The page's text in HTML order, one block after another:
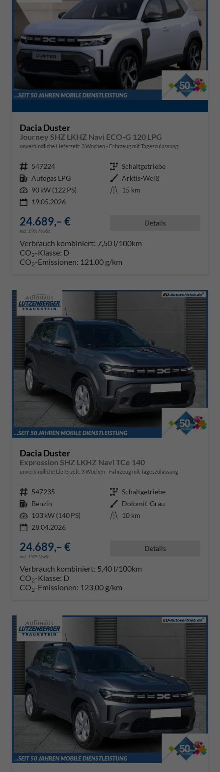
Dacia Duster
Journey SHZ LKHZ Navi ECO-G 120 LPG
unverbindliche Lieferzeit: 3 Wochen Fahrzeug mit Tageszulassung
Fahrzeugnr. 547224 Getriebe Schaltgetriebe
Kraftstoff Autogas LPG Außenfarbe Arktis-Weiß
Leistung 90 kW (122 PS) Kilometerstand 15 km
19.05.2026
24.689,– €
incl. 19% MwSt.
Details
Verbrauch kombiniert: 7,50 l/100km
CO2-Klasse: D
CO2-Emissionen: 121,00 g/km
Dacia Duster
Expression SHZ LKHZ Navi TCe 140
unverbindliche Lieferzeit: 3 Wochen Fahrzeug mit Tageszulassung
Fahrzeugnr. 547235 Getriebe Schaltgetriebe
Kraftstoff Benzin Außenfarbe Dolomit-Grau
Leistung 103 kW (140 PS) Kilometerstand 10 km
28.04.2026
24.689,– €
incl. 19% MwSt.
Details
Verbrauch kombiniert: 5,40 l/100km
CO2-Klasse: D
CO2-Emissionen: 123,00 g/km